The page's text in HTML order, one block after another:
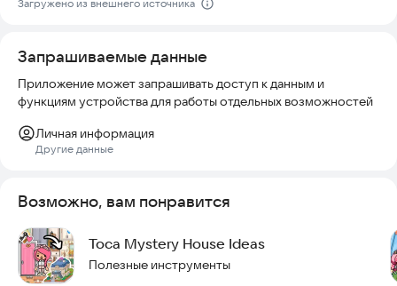
материалом. В нем собрано множество фотографий,
Попробуйте приложение прямо сейчас и создайте свою
Загружено из внешнего источника
Запрашиваемые данные
Приложение может запрашивать доступ к данным и
функциям устройства для работы отдельных возможностей
Личная информация
Другие данные
Возможно, вам понравится
Toca Mystery House Ideas
Полезные инструменты